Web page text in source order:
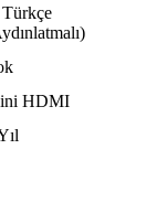
HDMI